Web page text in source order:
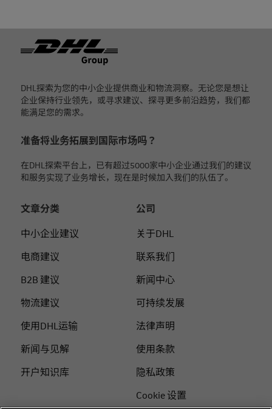
DHL探索为您的中小企业提供商业和物流洞察。无论您是想让
企业保持行业领先，或寻求建议、探寻更多前沿趋势，我们都
能满足您的需求。
准备将业务拓展到国际市场吗？
在DHL探索平台上，已有超过5000家中小企业通过我们的建议
和服务实现了业务增长，现在是时候加入我们的队伍了。
文章分类
中小企业建议
电商建议
B2B 建议
物流建议
使用DHL运输
新闻与见解
开户知识库
公司
关于DHL
联系我们
新闻中心
可持续发展
法律声明
使用条款
隐私政策
Cookie 设置